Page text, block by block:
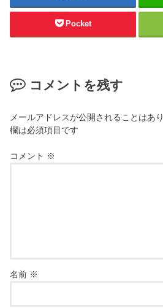
Pocket
コメントを残す
メールアドレスが公開されることはあ
欄は必須項目です
コメント ※
名前 ※